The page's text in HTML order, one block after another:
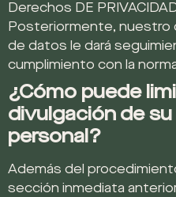
Derechos DE
Posteriormente, nuestro
de datos le dará
cumplimiento con la
¿Cómo puede
divulgación de
personal?
Además del
sección inmediata